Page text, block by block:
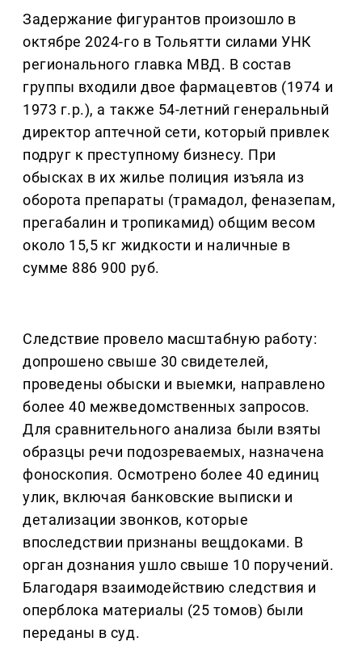
Задержание фигурантов произошло в
октябре 2024-го в Тольятти силами УНК
регионального главка МВД. В состав
группы входили двое фармацевтов (1974 и
1973 г.р.), а также 54-летний генеральный
директор аптечной сети, который привлек
подруг к преступному бизнесу. При
обысках в их жилье полиция изъяла из
оборота препараты (трамадол, феназепам,
прегабалин и тропикамид) общим весом
около 15,5 кг жидкости и наличные в
сумме 886 900 руб.
Следствие провело масштабную работу:
допрошено свыше 30 свидетелей,
проведены обыски и выемки, направлено
более 40 межведомственных запросов.
Для сравнительного анализа были взяты
образцы речи подозреваемых, назначена
фоноскопия. Осмотрено более 40 единиц
улик, включая банковские выписки и
детализации звонков, которые
впоследствии признаны вещдоками. В
орган дознания ушло свыше 10 поручений.
Благодаря взаимодействию следствия и
оперблока материалы (25 томов) были
переданы в суд.